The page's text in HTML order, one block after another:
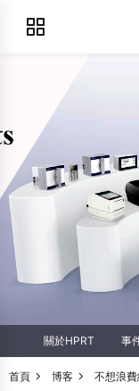
關於HPRT 事
首頁 博客 不想浪